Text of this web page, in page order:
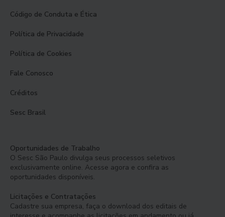
Código de Conduta e Ética
Política de Privacidade
Política de Cookies
Fale Conosco
Créditos
Sesc Brasil
Oportunidades de Trabalho
O Sesc São Paulo divulga seus processos seletivos
exclusivamente online. Acesse agora e confira as
oportunidades disponíveis.
Licitações e Contratações
Cadastre sua empresa, faça o download dos editais de